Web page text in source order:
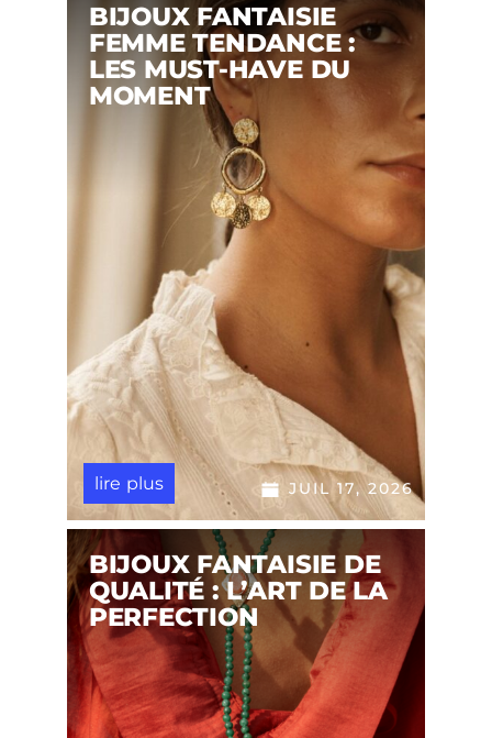
BIJOUX FANTAISIE
FEMME TENDANCE :
LES MUST-HAVE DU
MOMENT
JUIL 17, 2026
lire plus
BIJOUX FANTAISIE DE
QUALITÉ : L’ART DE LA
PERFECTION